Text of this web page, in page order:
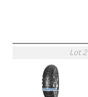
Lot 2